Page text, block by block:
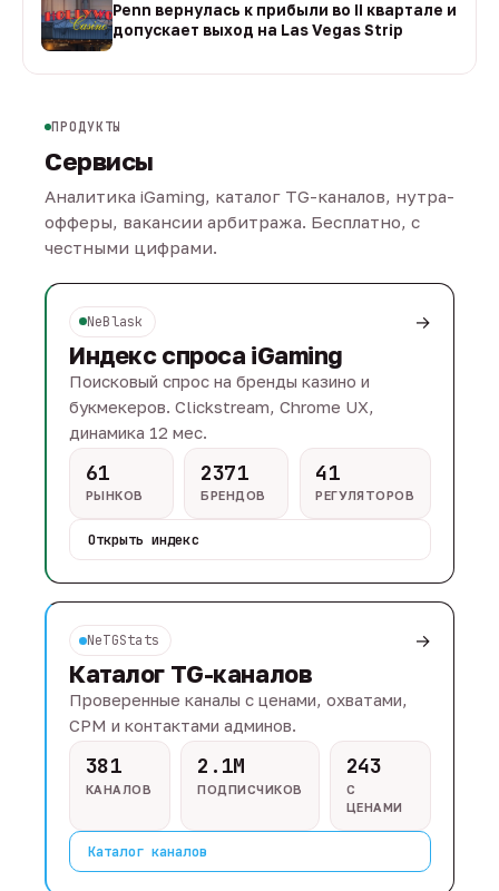
Penn вернулась к прибыли во II квартале и
допускает выход на Las Vegas Strip
ПРОДУКТЫ
Сервисы
Аналитика iGaming, каталог TG-каналов, нутра-
офферы, вакансии арбитража. Бесплатно, с
честными цифрами.
NeBlask →
Индекс спроса iGaming
Поисковый спрос на бренды казино и
букмекеров. Clickstream, Chrome UX,
динамика 12 мес.
61
РЫНКОВ
2371
БРЕНДОВ
41
РЕГУЛЯТОРОВ
Открыть индекс
NeTGStats →
Каталог TG-каналов
Проверенные каналы с ценами, охватами,
CPM и контактами админов.
381
КАНАЛОВ
2.1M
ПОДПИСЧИКОВ
243
С
ЦЕНАМИ
Каталог каналов